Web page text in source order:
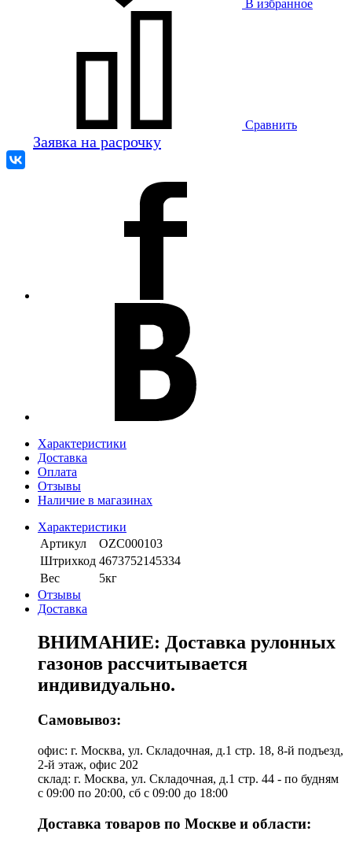
В избранное
Сравнить
Заявка на расрочку
Характеристики
Доставка
Оплата
Отзывы
Наличие в магазинах
Характеристики
Артикул
OZC000103
Штрихкод 4673752145334
Вес
5кг
Отзывы
Доставка
ВНИМАНИЕ: Доставка рулонных
газонов рассчитывается
индивидуально.
Самовывоз:
офис: г. Москва, ул. Складочная, д.1 стр. 18, 8-й подъезд,
2-й этаж, офис 202
склад: г. Москва, ул. Складочная, д.1 стр. 44 - по будням
с 09:00 по 20:00, сб с 09:00 до 18:00
Доставка товаров по Москве и области: